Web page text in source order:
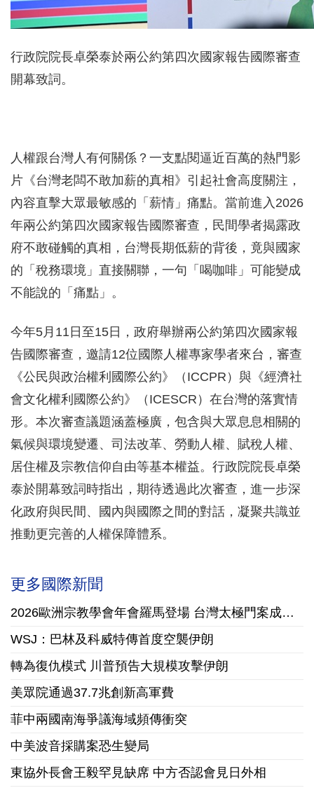
行政院院長卓榮泰於兩公約第四次國家報告國際審查
開幕致詞。
人權跟台灣人有何關係？一支點閱逼近百萬的熱門影
片《台灣老闆不敢加薪的真相》引起社會高度關注，
內容直擊大眾最敏感的「薪情」痛點。當前進入2026
年兩公約第四次國家報告國際審查，民間學者揭露政
府不敢碰觸的真相，台灣長期低薪的背後，竟與國家
的「稅務環境」直接關聯，一句「喝咖啡」可能變成
不能說的「痛點」。
今年5月11日至15日，政府舉辦兩公約第四次國家報
告國際審查，邀請12位國際人權專家學者來台，審查
《公民與政治權利國際公約》（ICCPR）與《經濟社
會文化權利國際公約》（ICESCR）在台灣的落實情
形。本次審查議題涵蓋極廣，包含與大眾息息相關的
氣候與環境變遷、司法改革、勞動人權、賦稅人權、
居住權及宗教信仰自由等基本權益。行政院院長卓榮
泰於開幕致詞時指出，期待透過此次審查，進一步深
化政府與民間、國內與國際之間的對話，凝聚共識並
推動更完善的人權保障體系。
更多國際新聞
2026歐洲宗教學會年會羅馬登場 台灣太極門案成國際跨學科研究焦點
WSJ：巴林及科威特傳首度空襲伊朗
轉為復仇模式 川普預告大規模攻擊伊朗
美眾院通過37.7兆創新高軍費
菲中兩國南海爭議海域頻傳衝突
中美波音採購案恐生變局
東協外長會王毅罕見缺席 中方否認會見日外相